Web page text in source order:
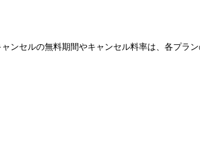
ンセルの無料期間やキャンセル料率は、各プラ